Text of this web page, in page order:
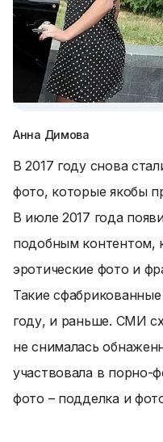
Анна Димова
В 2017 году снова
фото, которые якобы
В июле 2017 года
подобным контентом,
эротические фото и
Такие
году, и раньше. СМИ
не снималась
участвовала в порно-
фото – подделка и